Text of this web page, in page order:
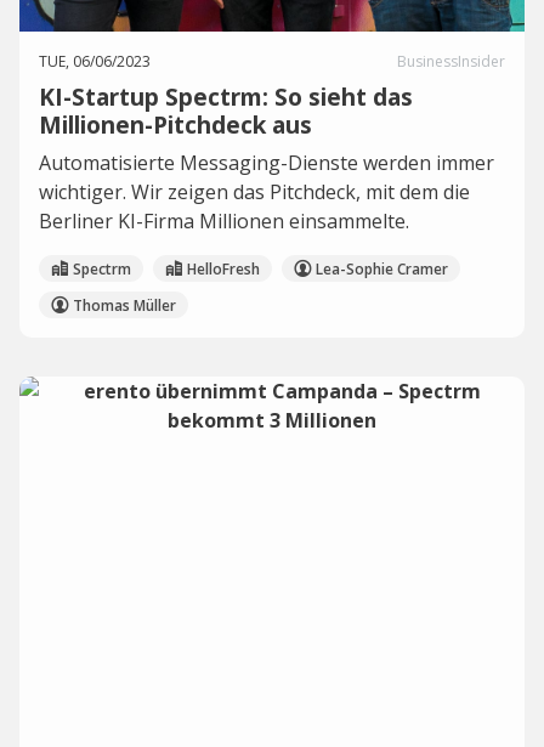
TUE, 06/06/2023 BusinessInsider
KI-Startup Spectrm: So sieht das
Millionen-Pitchdeck aus
Automatisierte Messaging-Dienste werden immer
wichtiger. Wir zeigen das Pitchdeck, mit dem die
Berliner KI-Firma Millionen einsammelte.
Spectrm HelloFresh
Lea-Sophie Cramer
Thomas Müller